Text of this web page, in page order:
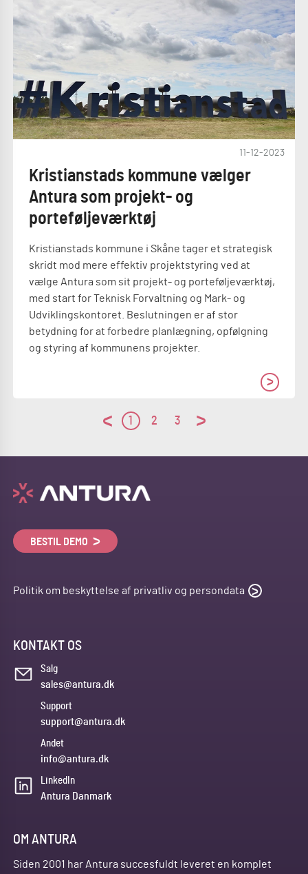
11-12-2023
Kristianstads kommune vælger
Antura som projekt- og
porteføljeværktøj
Kristianstads kommune i Skåne tager et strategisk
skridt mod mere effektiv projektstyring ved at
vælge Antura som sit projekt- og porteføljeværktøj,
med start for Teknisk Forvaltning og Mark- og
Udviklingskontoret. Beslutningen er af stor
betydning for at forbedre planlægning, opfølgning
og styring af kommunens projekter.
1 2 3
BESTIL DEMO
Politik om beskyttelse af privatliv og persondata
KONTAKT OS
Salg
sales@antura.dk
Support
support@antura.dk
Andet
info@antura.dk
LinkedIn
Antura Danmark
OM ANTURA
Siden 2001 har Antura succesfuldt leveret en komplet